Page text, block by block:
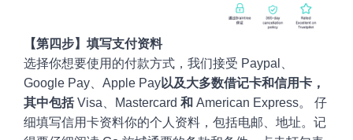
【第四步】填写支付资料
选择你想要使用的付款方式， 我们接受 Paypal、
Google Pay、Apple Pay以及大多数借记卡和信用卡，
其中包括Visa、Mastercard 和 American Express。
仔
细填写信用卡资料你的个人资料，包括电邮、地址。记